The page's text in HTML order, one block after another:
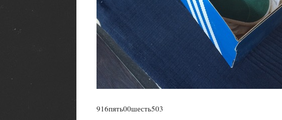
916пять00шесть503